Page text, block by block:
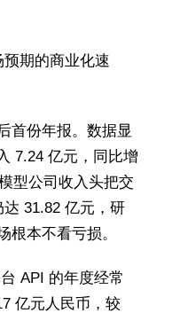
期的商业化速
首份年报。数据显
7.24 亿元，同比增
型公司收入头把交
31.82 亿元，研
根本不看亏损。
API 的年度经常
亿元人民币，较